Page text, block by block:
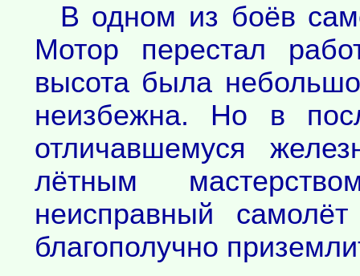
В одном из боёв
Мотор перестал
высота была
неизбежна. Но в
отличавшемуся
лётным
неисправный
благополучно